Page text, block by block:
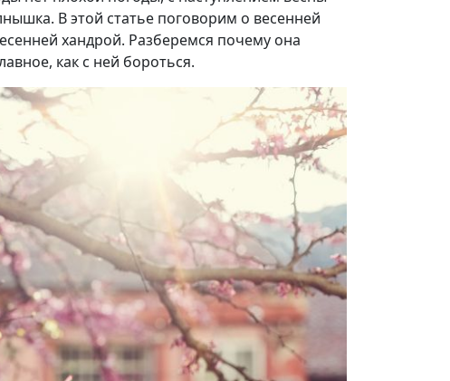
В этой статье поговорим о весенней
хандрой. Разберемся почему она
как с ней бороться.